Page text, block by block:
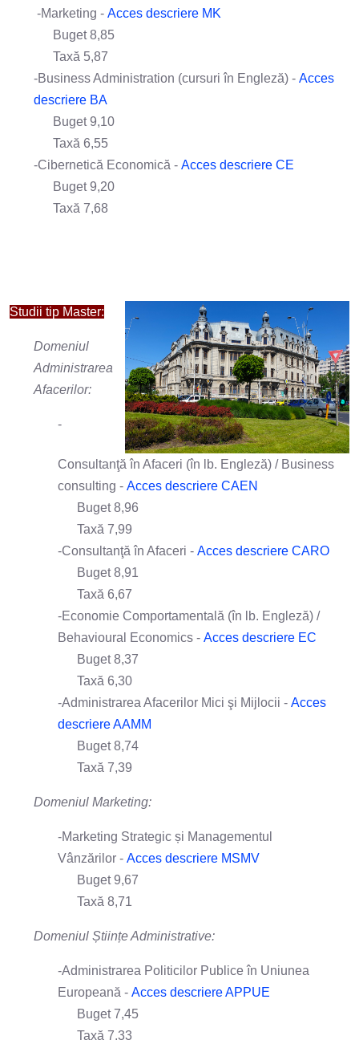
-Marketing - Acces descriere MK
Buget 8,85
Taxă 5,87
-Business Administration (cursuri în Engleză) - Acces
descriere BA
Buget 9,10
Taxă 6,55
-Cibernetică Economică - Acces descriere CE
Buget 9,20
Taxă 7,68
Studii tip Master:
Domeniul
Administrarea
Afacerilor:
-
Consultanţă în Afaceri (în lb. Engleză) / Business
consulting - Acces descriere CAEN
Buget 8,96
Taxă 7,99
-Consultanţă în Afaceri - Acces descriere CARO
Buget 8,91
Taxă 6,67
-Economie Comportamentală (în lb. Engleză) /
Behavioural Economics - Acces descriere EC
Buget 8,37
Taxă 6,30
-Administrarea Afacerilor Mici şi Mijlocii - Acces
descriere AAMM
Buget 8,74
Taxă 7,39
Domeniul Marketing:
-Marketing Strategic și Managementul
Vânzărilor - Acces descriere MSMV
Buget 9,67
Taxă 8,71
Domeniul Științe Administrative:
-Administrarea Politicilor Publice în Uniunea
Europeană - Acces descriere APPUE
Buget 7,45
Taxă 7,33